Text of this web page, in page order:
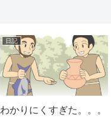
日記
わかりにくすぎた。。。